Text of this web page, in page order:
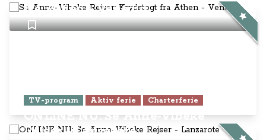
fra Athen - Venedig
TV-program Aktiv ferie Charterferie
ONLINE NU: Se Anne-Vibeke
Rejser - Lanzarote